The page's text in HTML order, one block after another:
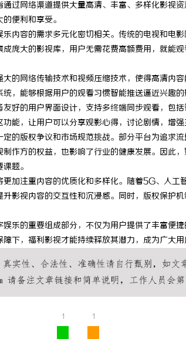
过网络渠道提供大量高清、丰富、多样化影视
便利和享受。
内容的需求多元化密切相关。传统的电视和电
庞大的影视库，用户无需花费高额费用，就能
的网络传输技术和视频压缩技术，使得高清内
，能够根据用户的观看习惯智能推送逼近兴趣
好的用户界面设计，支持多终端同步观看，包
能，让用户可以分享观影心得，讨论剧情，增强
的版权争议和市场规范挑战。部分平台为追求
作方的权益，也影响了行业的健康发展。因此
题。
加注重内容的优质化和多样化。随着5G、人工
影视内容的交互性和沉浸感。同时，版权保护
乐的重要组成部分，不仅为用户提供了丰富便
下，福利影视才能持续释放其潜力，成为广大用
1 1
武汉配眼镜 上海配眼镜